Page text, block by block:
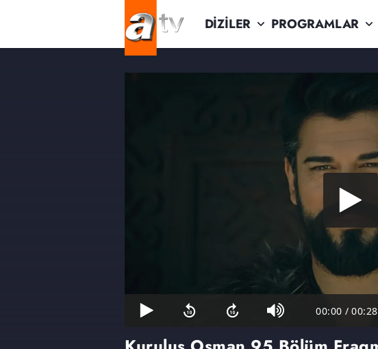
DİZİLER PROGRAMLAR
00:00 / 00:28